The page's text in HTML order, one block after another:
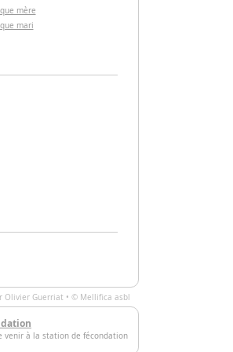
mère
mari
Olivier Guerriat • © Mellifica asbl
venir à la station de fécondation